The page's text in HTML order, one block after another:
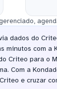
dados do
minutos com a
Criteo para o
Com a
e cruzar